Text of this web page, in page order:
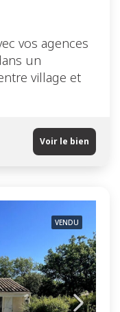
vos agences
un
village et
Voir le bien
VENDU